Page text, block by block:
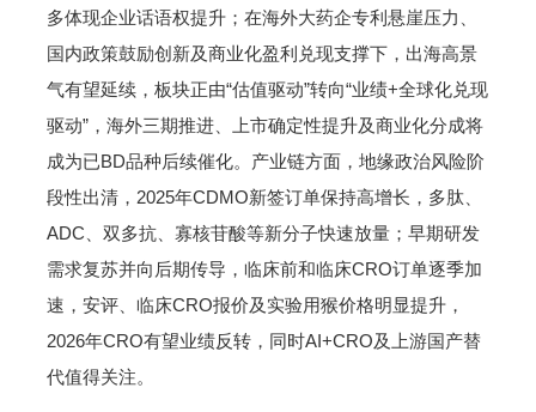
多体现企业话语权提升；在海外大药企专利悬崖压力、
国内政策鼓励创新及商业化盈利兑现支撑下，出海高景
气有望延续，板块正由“估值驱动”转向“业绩+全球化兑现
驱动”，海外三期推进、上市确定性提升及商业化分成将
成为已BD品种后续催化。产业链方面，地缘政治风险阶
段性出清，2025年CDMO新签订单保持高增长，多肽、
ADC、双多抗、寡核苷酸等新分子快速放量；早期研发
需求复苏并向后期传导，临床前和临床CRO订单逐季加
速，安评、临床CRO报价及实验用猴价格明显提升，
2026年CRO有望业绩反转，同时AI+CRO及上游国产替
代值得关注。